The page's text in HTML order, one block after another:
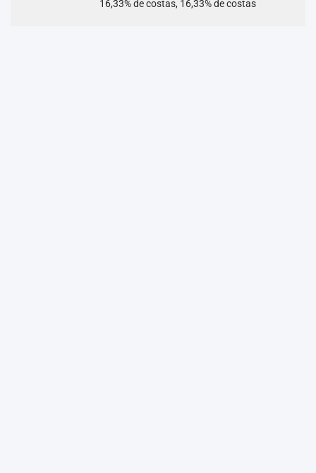
16,33% de costas, 16,33% de costas